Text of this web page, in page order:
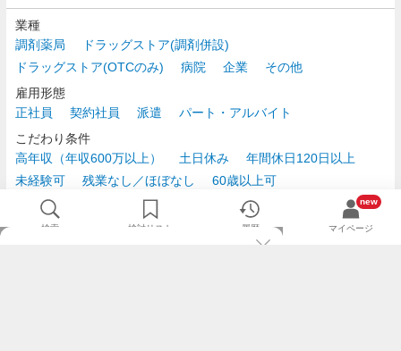
業種
調剤薬局
ドラッグストア(調剤併設)
ドラッグストア(OTCのみ)
病院 企業
その他
雇用形態
正社員
契約社員 派遣
パート・アルバイト
こだわり条件
高年収（年収600万以上）
土日休み
年間休日120日以上
未経験可
残業なし／ほぼなし
60歳以上可
時給2,500円以上
検索 検討リスト 履歴
new
マイページ